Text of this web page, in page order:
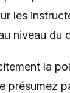
les
niveau du
la
présumez